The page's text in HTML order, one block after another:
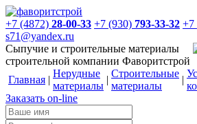
+7 (4872) 28-00-33 +7 (930) 793-33-32 +7
s71@yandex.ru
Сыпучие и строительные материалы
строительной компании Фаворитстрой
Главная |
Нерудные
материалы
|
Строительные
материалы
|
Заказать on-line